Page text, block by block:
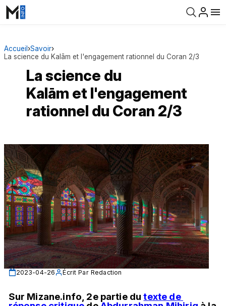
Accueil ›Savoir›
La science du Kalām et l'engagement rationnel du Coran 2/3
La science du
Kalām et l'engagement
rationnel du Coran 2/3
2023-04-26 Écrit Par Redaction
Sur Mizane.info, 2e partie du texte de